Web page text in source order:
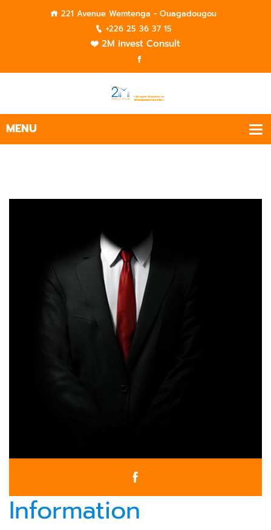
221 Avenue Wemtenga - Ouagadougou
+226 25 36 37 15
2M invest Consult
Information